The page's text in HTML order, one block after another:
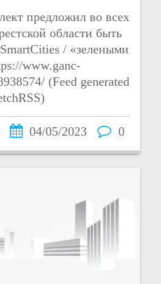
предложил во всех
области быть
/ «зелеными
www.ganc-
(Feed generated
04/05/2023 0